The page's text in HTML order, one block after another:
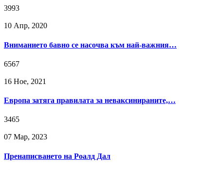
3993
10 Апр, 2020
Вниманието бавно се насочва към най-важния…
6567
16 Ное, 2021
Европа затяга правилата за неваксинираните,…
3465
07 Мар, 2023
Пренаписването на Роалд Дал